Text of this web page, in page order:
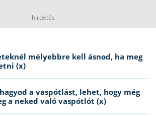
hirdetés
mélyebbre kell ásnod, ha meg
(x)
a vaspótlást, lehet, hogy még
a neked való vaspótlót (x)